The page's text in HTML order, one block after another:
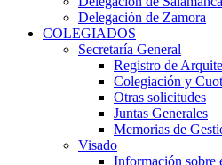
Delegación de Zamora
COLEGIADOS
Secretaría General
Registro de
Colegiación y
Otras solicitudes
Juntas Generales
Memorias de
Visado
Información sobre